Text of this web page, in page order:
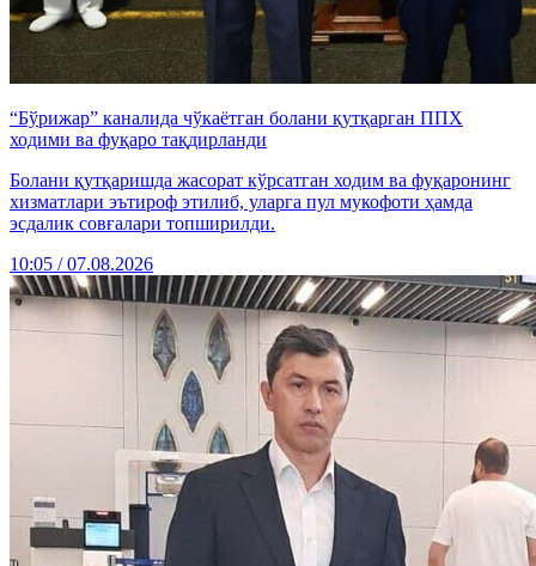
“Бўрижар” каналида чўкаётган болани қутқарган ППХ
ходими ва фуқаро тақдирланди
Болани қутқаришда жасорат кўрсатган ходим ва фуқаронинг
хизматлари эътироф этилиб, уларга пул мукофоти ҳамда
эсдалик совғалари топширилди.
10:05 / 07.08.2026